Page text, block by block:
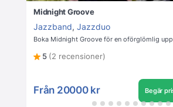
Midnight Groove
Jazzband, Jazzduo
Boka Midnight Groove för en oförglömlig
5 (2 recensioner)
Från 20000 kr Begär